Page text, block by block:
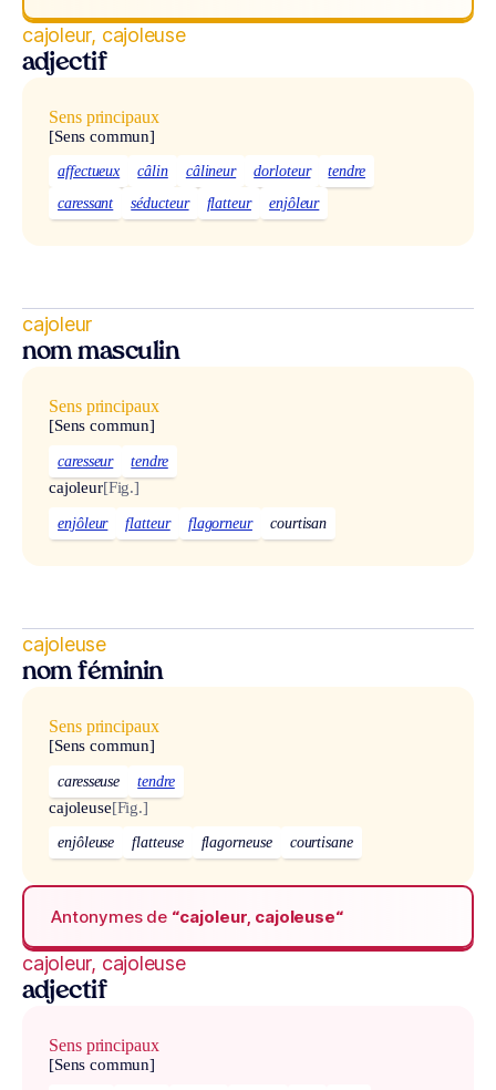
cajoleur, cajoleuse
adjectif
Sens principaux
[Sens commun]
affectueux câlin câlineur dorloteur
tendre
caressant
séducteur flatteur enjôleur
cajoleur
nom masculin
Sens principaux
[Sens commun]
caresseur tendre
cajoleur[Fig.]
enjôleur flatteur flagorneur courtisan
cajoleuse
nom féminin
Sens principaux
[Sens commun]
caresseuse tendre
cajoleuse[Fig.]
enjôleuse flatteuse flagorneuse courtisane
Antonymes de “cajoleur, cajoleuse“
cajoleur, cajoleuse
adjectif
Sens principaux
[Sens commun]